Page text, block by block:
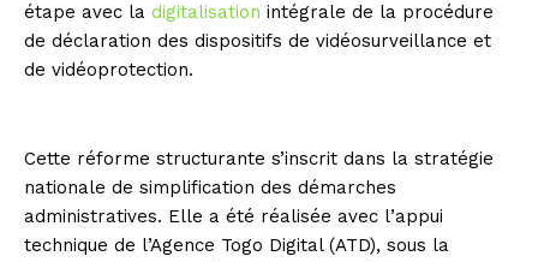
étape avec la digitalisation intégrale de la procédure
de déclaration des dispositifs de vidéosurveillance et
de vidéoprotection.
Cette réforme structurante s’inscrit dans la stratégie
nationale de simplification des démarches
administratives. Elle a été réalisée avec l’appui
technique de l’Agence Togo Digital (ATD), sous la